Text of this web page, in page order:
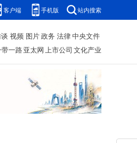
客户端 手机版 站内搜索
视频 图片政务 法律中央文件
一路 亚太网上市公司 文化产业